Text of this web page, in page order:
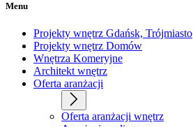
Menu
Projekty wnętrz Gdańsk, Trójmiasto
Projekty wnętrz Domów
Wnętrza Komeryjne
Architekt wnętrz
Oferta aranżacji
Oferta aranżacji wnętrz